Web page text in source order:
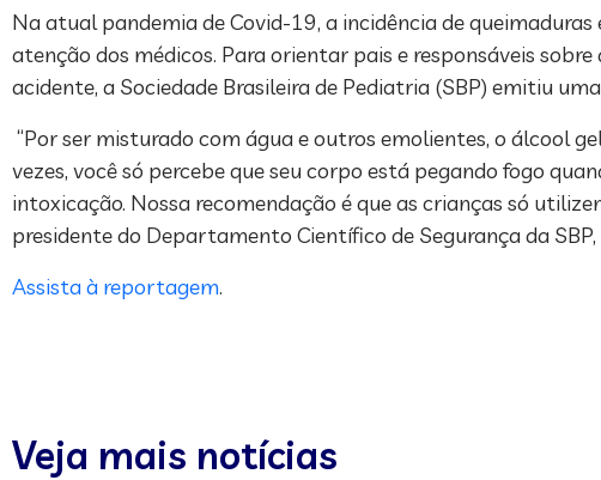
Na atual pandemia de Covid-19, a incidência de
atenção dos médicos. Para orientar pais e responsáveis
acidente, a Sociedade Brasileira de Pediatria (SBP) emitiu
“Por ser misturado com água e outros emolientes, o álcool
vezes, você só percebe que seu corpo está pegando fogo
intoxicação. Nossa recomendação é que as crianças só
presidente do Departamento Científico de Segurança da
Assista à reportagem.
Veja mais notícias